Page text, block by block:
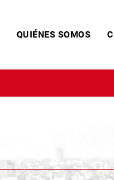
QUIÉNES SOMOS